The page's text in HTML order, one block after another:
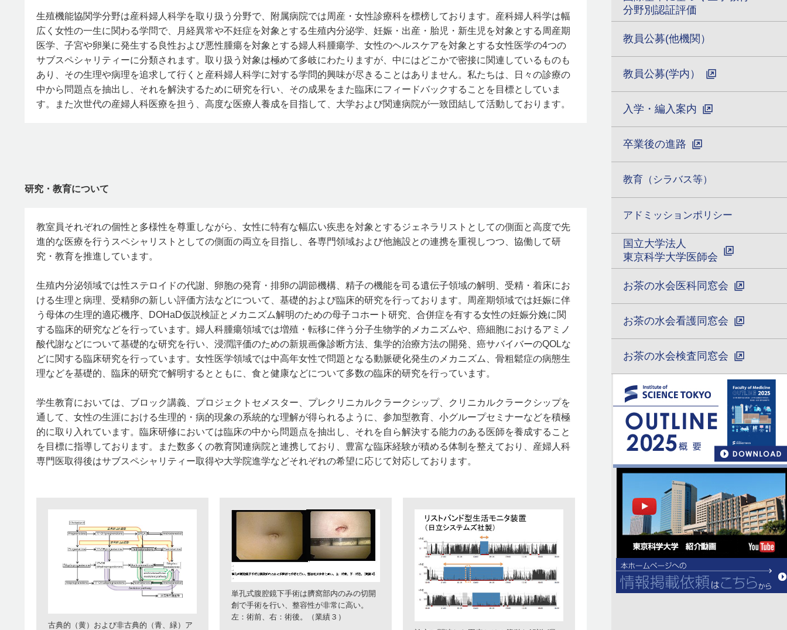
分野別認証評価
教員公募(他機関）
教員公募(学内）
入学・編入案内
卒業後の進路
教育（シラバス等）
アドミッションポリシー
国立大学法人
東京科学大学医師会
お茶の水会医科同窓会
お茶の水会看護同窓会
お茶の水会検査同窓会
生殖機能協関学分野は産科婦人科学を取り扱う分野で、附属病院では周産・女性診療科を標榜しております。産科婦人科学は幅
広く女性の一生に関わる学問で、月経異常や不妊症を対象とする生殖内分泌学、妊娠・出産・胎児・新生児を対象とする周産期
医学、子宮や卵巣に発生する良性および悪性腫瘍を対象とする婦人科腫瘍学、女性のヘルスケアを対象とする女性医学の4つの
サブスペシャリティーに分類されます。取り扱う対象は極めて多岐にわたりますが、中にはどこかで密接に関連しているものも
あり、その生理や病理を追求して行くと産科婦人科学に対する学問的興味が尽きることはありません。私たちは、日々の診療の
中から問題点を抽出し、それを解決するために研究を行い、その成果をまた臨床にフィードバックすることを目標としていま
す。また次世代の産婦人科医療を担う、高度な医療人養成を目指して、大学および関連病院が一致団結して活動しております。
研究・教育について
教室員それぞれの個性と多様性を尊重しながら、女性に特有な幅広い疾患を対象とするジェネラリストとしての側面と高度で先
進的な医療を行うスペシャリストとしての側面の両立を目指し、各専門領域および他施設との連携を重視しつつ、協働して研
究・教育を推進しています。
生殖内分泌領域では性ステロイドの代謝、卵胞の発育・排卵の調節機構、精子の機能を司る遺伝子領域の解明、受精・着床にお
ける生理と病理、受精卵の新しい評価方法などについて、基礎的および臨床的研究を行っております。周産期領域では妊娠に伴
う母体の生理的適応機序、DOHaD仮説検証とメカニズム解明のための母子コホート研究、合併症を有する女性の妊娠分娩に関
する臨床的研究などを行っています。婦人科腫瘍領域では増殖・転移に伴う分子生物学的メカニズムや、癌細胞におけるアミノ
酸代謝などについて基礎的な研究を行い、浸潤評価のための新規画像診断方法、集学的治療方法の開発、癌サバイバーのQOLな
どに関する臨床研究を行っています。女性医学領域では中高年女性で問題となる動脈硬化発生のメカニズム、骨粗鬆症の病態生
理などを基礎的、臨床的研究で解明するとともに、食と健康などについて多数の臨床的研究を行っています。
学生教育においては、ブロック講義、プロジェクトセメスター、プレクリニカルクラークシップ、クリニカルクラークシップを
通して、女性の生涯における生理的・病的現象の系統的な理解が得られるように、参加型教育、小グループセミナーなどを積極
的に取り入れています。臨床研修においては臨床の中から問題点を抽出し、それを自ら解決する能力のある医師を養成すること
を目標に指導しております。また数多くの教育関連病院と連携しており、豊富な臨床経験が積める体制を整えており、産婦人科
専門医取得後はサブスペシャリティー取得や大学院進学などそれぞれの希望に応じて対応しております。
古典的（黄）および非古典的（青、緑）ア
単孔式腹腔鏡下手術は臍窩部内のみの切開
創で手術を行い、整容性が非常に高い。
左：術前、右：術後。（業績３）